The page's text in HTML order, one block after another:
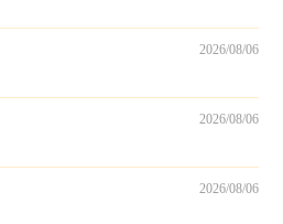
2026/08/06
2026/08/06
2026/08/06